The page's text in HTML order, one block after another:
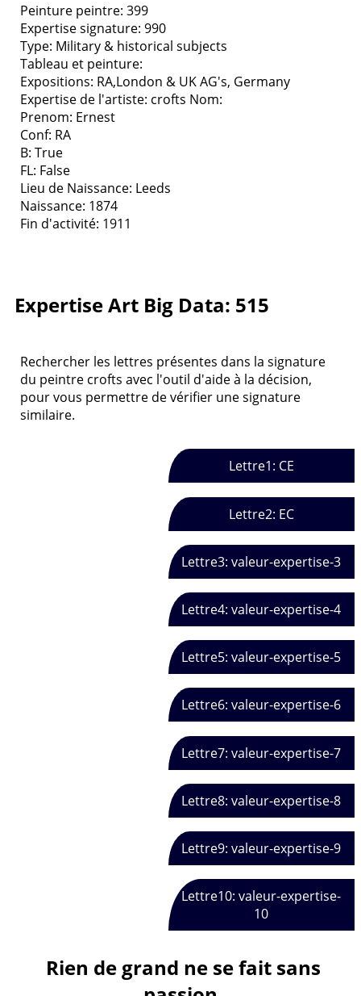
Peinture peintre: 399
Expertise signature: 990
Type: Military & historical subjects
Tableau et peinture:
Expositions: RA,London & UK AG's, Germany
Expertise de l'artiste: crofts Nom:
Prenom: Ernest
Conf: RA
B: True
FL: False
Lieu de Naissance: Leeds
Naissance: 1874
Fin d'activité: 1911
Expertise Art Big Data: 515
Rechercher les lettres présentes dans la signature
du peintre crofts avec l'outil d'aide à la décision,
pour vous permettre de vérifier une signature
similaire.
Lettre1: CE
Lettre2: EC
Lettre3: valeur-expertise-3
Lettre4: valeur-expertise-4
Lettre5: valeur-expertise-5
Lettre6: valeur-expertise-6
Lettre7: valeur-expertise-7
Lettre8: valeur-expertise-8
Lettre9: valeur-expertise-9
Lettre10: valeur-expertise-
10
Rien de grand ne se fait sans